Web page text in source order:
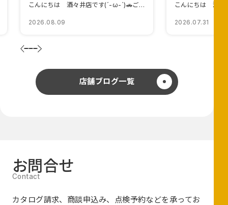
2026.08.09
こんにちは 酒々井店です(´-ω-`)🚗ご案内㉂...
2026.07.31
店舗ブログ一覧
お問合せ
カタログ請求、商談申込み、点検予約などを承ってお